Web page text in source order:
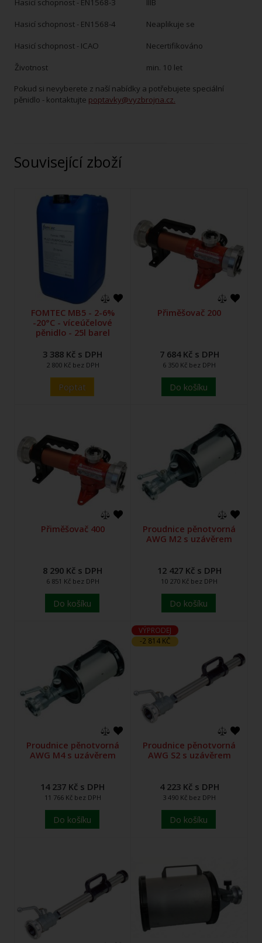
Hasicí schopnost - EN1568-3 IIIB
Hasicí schopnost - EN1568-4 Neaplikuje se
Hasicí schopnost - ICAO Necertifikováno
Životnost
min. 10 let
Pokud si nevyberete z naší nabídky a potřebujete speciální
pěnidlo - kontaktujte poptavky@vyzbrojna.cz.
Související zboží
FOMTEC MB5 - 2-6%
-20°C - víceúčelové
pěnidlo - 25l barel
3 388 Kč s DPH
2 800 Kč bez DPH
Poptat
Přiměšovač 200
7 684 Kč s DPH
6 350 Kč bez DPH
Do košíku
Přiměšovač 400
8 290 Kč s DPH
6 851 Kč bez DPH
Do košíku
Proudnice pěnotvorná
AWG M2 s uzávěrem
12 427 Kč s DPH
10 270 Kč bez DPH
Do košíku
Proudnice pěnotvorná
AWG M4 s uzávěrem
14 237 Kč s DPH
11 766 Kč bez DPH
Do košíku
VÝPRODEJ
-2 814 KČ
Proudnice pěnotvorná
AWG S2 s uzávěrem
4 223 Kč s DPH
3 490 Kč bez DPH
Do košíku